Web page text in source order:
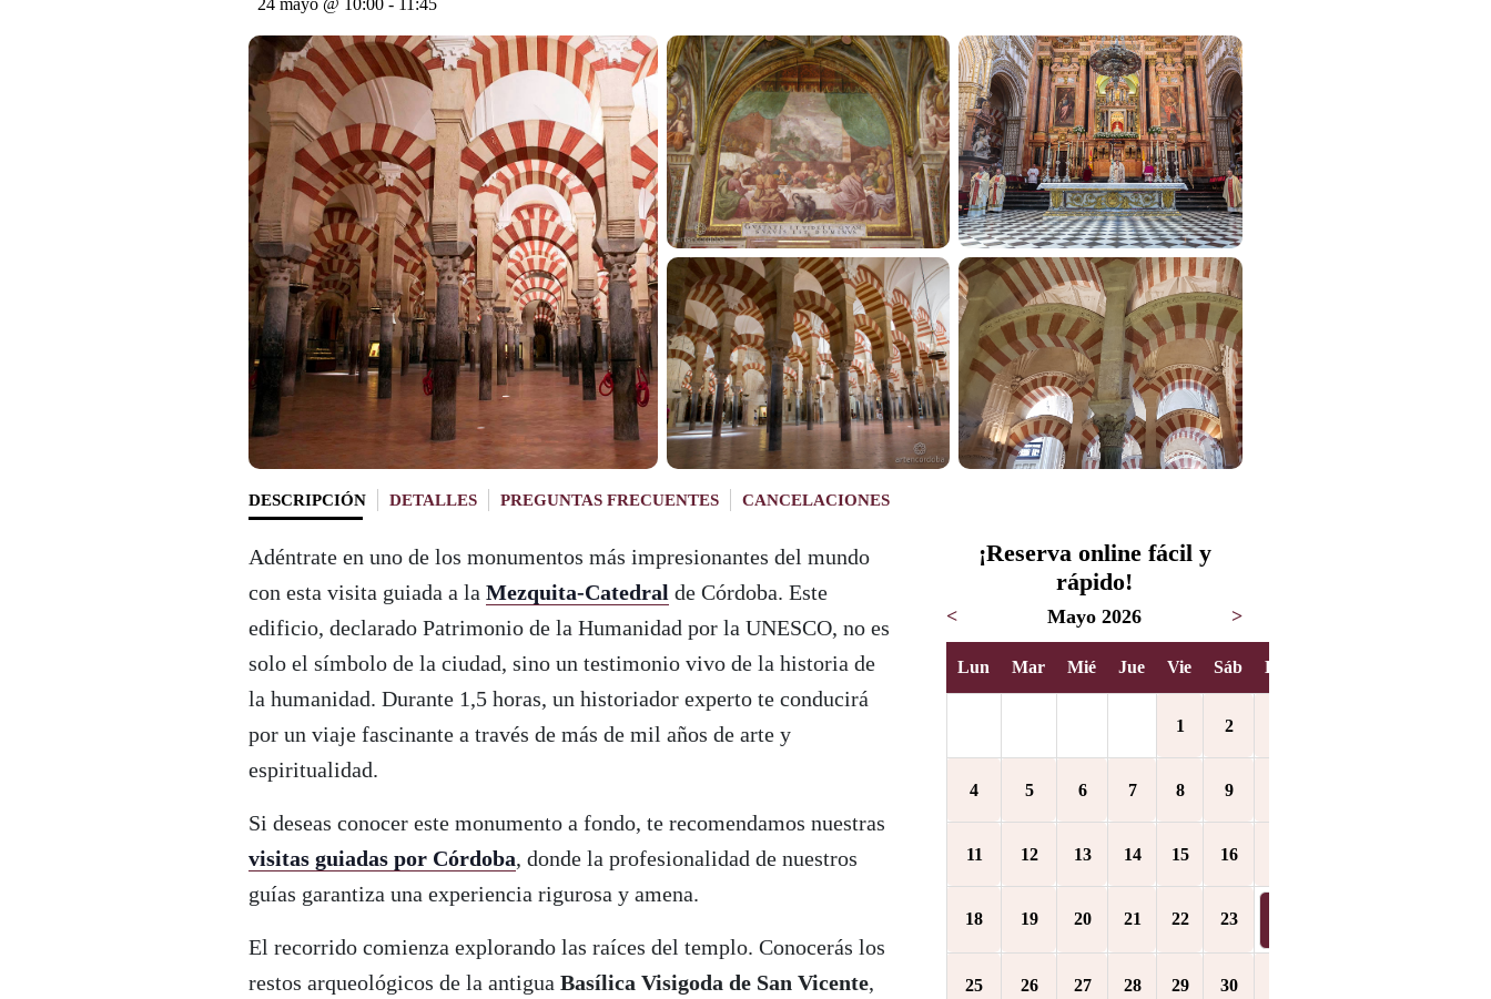
24 mayo @ 10:00 - 11:45
DESCRIPCIÓN DETALLES PREGUNTAS FRECUENTES CANCELACIONES
Adéntrate en uno de los monumentos más impresionantes del mundo
con esta visita guiada a la Mezquita-Catedral de Córdoba. Este
edificio, declarado Patrimonio de la Humanidad por la UNESCO, no es
solo el símbolo de la ciudad, sino un testimonio vivo de la historia de
la humanidad. Durante 1,5 horas, un historiador experto te conducirá
por un viaje fascinante a través de más de mil años de arte y
espiritualidad.
Si deseas conocer este monumento a fondo, te recomendamos nuestras
visitas guiadas por Córdoba, donde la profesionalidad de nuestros
guías garantiza una experiencia rigurosa y amena.
El recorrido comienza explorando las raíces del templo. Conocerás los
restos arqueológicos de la antigua Basílica Visigoda de San Vicente,
¡Reserva online fácil y
rápido!
< Mayo 2026 >
Lun Mar Mié Jue Vie Sáb Dom
1 2
4 5 6 7 8 9
11 12 13 14 15 16
18 19 20 21 22 23
25 26 27 28 29 30